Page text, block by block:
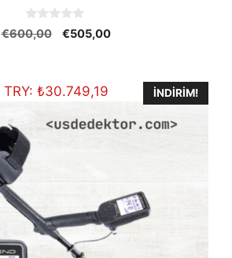
0
o
f
5
€600,00
Orijinal
€505,00Şu
€505,00.
TRY: ₺30.749,19 İNDIRIM!